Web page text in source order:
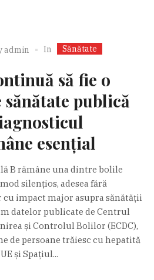
admin In Sănătate
să fie o
publică
esențial
B rămâne una dintre bolile
silențios, adesea fără
cu impact major asupra sănătății
datelor publicate de Centrul
și Controlul Bolilor (ECDC),
de persoane trăiesc cu hepatită
și Spațiul...